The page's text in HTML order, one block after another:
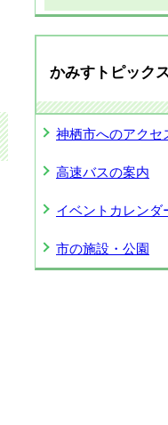
かみすトピック
神栖市へのアクセ
高速バスの案内
イベントカレンダ
市の施設・公園